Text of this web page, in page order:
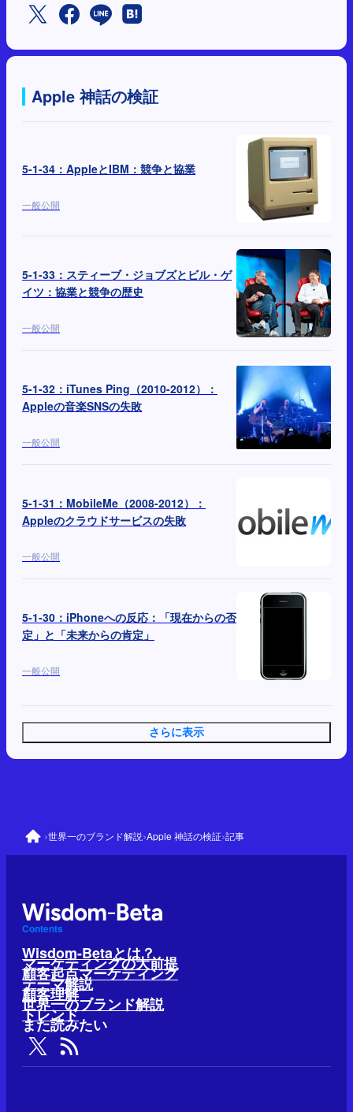
Apple 神話の検証
5-1-34：AppleとIBM：競争と協業
一般公開
5-1-33：スティーブ・ジョブズとビル・ゲ
イツ：協業と競争の歴史
一般公開
5-1-32：iTunes Ping（2010-2012）：
Appleの音楽SNSの失敗
一般公開
5-1-31：MobileMe（2008-2012）：
Appleのクラウドサービスの失敗
一般公開
5-1-30：iPhoneへの反応：「現在からの否
定」と「未来からの肯定」
一般公開
さらに表示
›世界一のブランド解説›Apple 神話の検証›記事
Contents
Wisdom-Betaとは？
マーケティングの大前提
顧客起点マーケティング
テーマ解説
顧客理解
世界一のブランド解説
トレンド
また読みたい